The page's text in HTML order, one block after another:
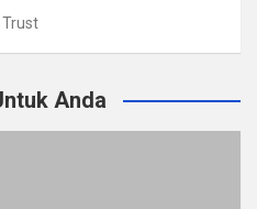
Trust
Anda